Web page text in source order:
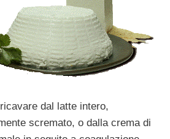
dal latte intero,
scremato, o dalla crema di